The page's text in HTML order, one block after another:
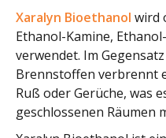
Xaralyn Bioethanol wird
Ethanol-Kamine,
verwendet. Im
Brennstoffen verbrennt
Ruß oder Gerüche, was
geschlossenen Räumen